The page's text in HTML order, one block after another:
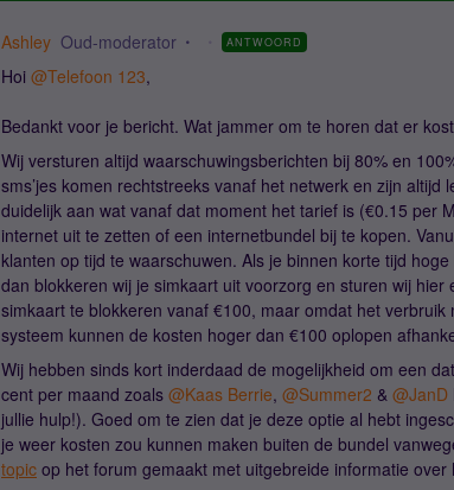
Ashley Oud-moderator ANTWOORD
Hoi @Telefoon 123,
Bedankt voor je bericht. Wat jammer om te horen dat er
Wij versturen altijd waarschuwingsberichten bij 80% en
sms’jes komen rechtstreeks vanaf het netwerk en zijn
duidelijk aan wat vanaf dat moment het tarief is (€0.15 per
internet uit te zetten of een internetbundel bij te kopen.
klanten op tijd te waarschuwen. Als je binnen korte tijd
dan blokkeren wij je simkaart uit voorzorg en sturen wij
simkaart te blokkeren vanaf €100, maar omdat het
systeem kunnen de kosten hoger dan €100 oplopen
Wij hebben sinds kort inderdaad de mogelijkheid om een
cent per maand zoals @Kaas Berrie, @Summer2 & @JanD
jullie hulp!). Goed om te zien dat je deze optie al hebt
je weer kosten zou kunnen maken buiten de bundel
topic op het forum gemaakt met uitgebreide informatie over